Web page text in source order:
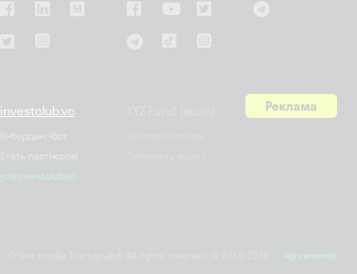
investclub.vc
Онбординг-бот
Стать партнером
yo@investclub.vc
Реклама
Agreements